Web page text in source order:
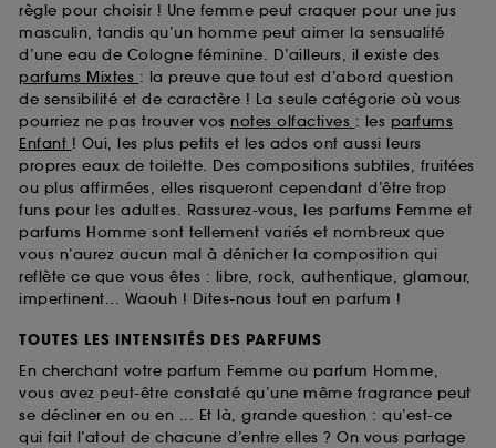
règle pour choisir ! Une femme peut craquer pour une jus
masculin, tandis qu’un homme peut aimer la sensualité
d’une eau de Cologne féminine. D’ailleurs, il existe des
parfums Mixtes : la preuve que tout est d’abord question
de sensibilité et de caractère ! La seule catégorie où vous
pourriez ne pas trouver vos notes olfactives : les parfums
Enfant ! Oui, les plus petits et les ados ont aussi leurs
propres eaux de toilette. Des compositions subtiles, fruitées
ou plus affirmées, elles risqueront cependant d’être trop
funs pour les adultes. Rassurez-vous, les parfums Femme et
parfums Homme sont tellement variés et nombreux que
vous n’aurez aucun mal à dénicher la composition qui
reflète ce que vous êtes : libre, rock, authentique, glamour,
impertinent... Waouh ! Dites-nous tout en parfum !
TOUTES LES INTENSITÉS DES PARFUMS
En cherchant votre parfum Femme ou parfum Homme,
vous avez peut-être constaté qu’une même fragrance peut
se décliner en ou en ... Et là, grande question : qu’est-ce
qui fait l’atout de chacune d’entre elles ? On vous partage